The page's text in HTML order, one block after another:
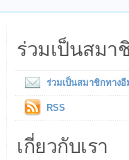
ร่วมเป็นสมา
ร่วมเป็นสมาชิกทางอี
RSS
เกี่ยวกับเรา